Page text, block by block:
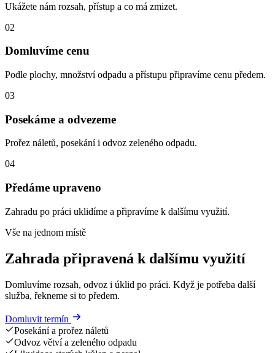
Ukážete nám rozsah, přístup a co má zmizet.
02
Domluvíme cenu
Podle plochy, množství odpadu a přístupu připravíme cenu předem.
03
Posekáme a odvezeme
Prořez náletů, posekání i odvoz zeleného odpadu.
04
Předáme upraveno
Zahradu po práci uklidíme a připravíme k dalšímu využití.
Vše na jednom místě
Zahrada připravená k dalšímu využití
Domluvíme rozsah, odvoz i úklid po práci. Když je potřeba další
služba, řekneme si to předem.
Domluvit termín
Posekání a prořez náletů
Odvoz větví a zeleného odpadu